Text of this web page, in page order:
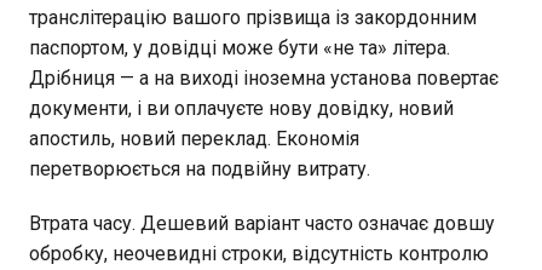
транслітерацію вашого прізвища із закордонним
паспортом, у довідці може бути «не та» літера.
Дрібниця — а на виході іноземна установа повертає
документи, і ви оплачуєте нову довідку, новий
апостиль, новий переклад. Економія
перетворюється на подвійну витрату.
Втрата часу. Дешевий варіант часто означає довшу
обробку, неочевидні строки, відсутність контролю